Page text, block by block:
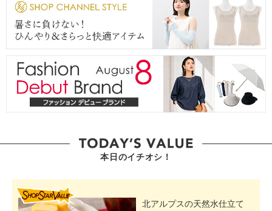
本日のイチオシ！
北アルプスの天然水仕立て